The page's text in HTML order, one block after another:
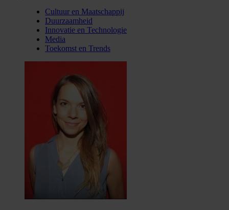
Cultuur en Maatschappij
Duurzaamheid
Innovatie en Technologie
Media
Toekomst en Trends